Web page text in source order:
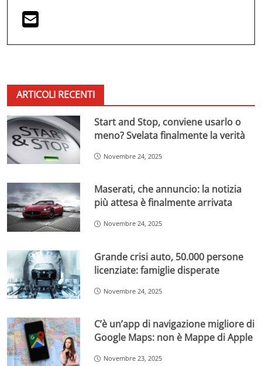
ARTICOLI RECENTI
Start and Stop, conviene usarlo o
meno? Svelata finalmente la verità
Novembre 24, 2025
Maserati, che annuncio: la notizia
più attesa è finalmente arrivata
Novembre 24, 2025
Grande crisi auto, 50.000 persone
licenziate: famiglie disperate
Novembre 24, 2025
C’è un’app di navigazione migliore di
Google Maps: non è Mappe di Apple
Novembre 23, 2025